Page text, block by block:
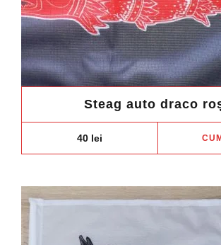
Steag auto draco
40 lei